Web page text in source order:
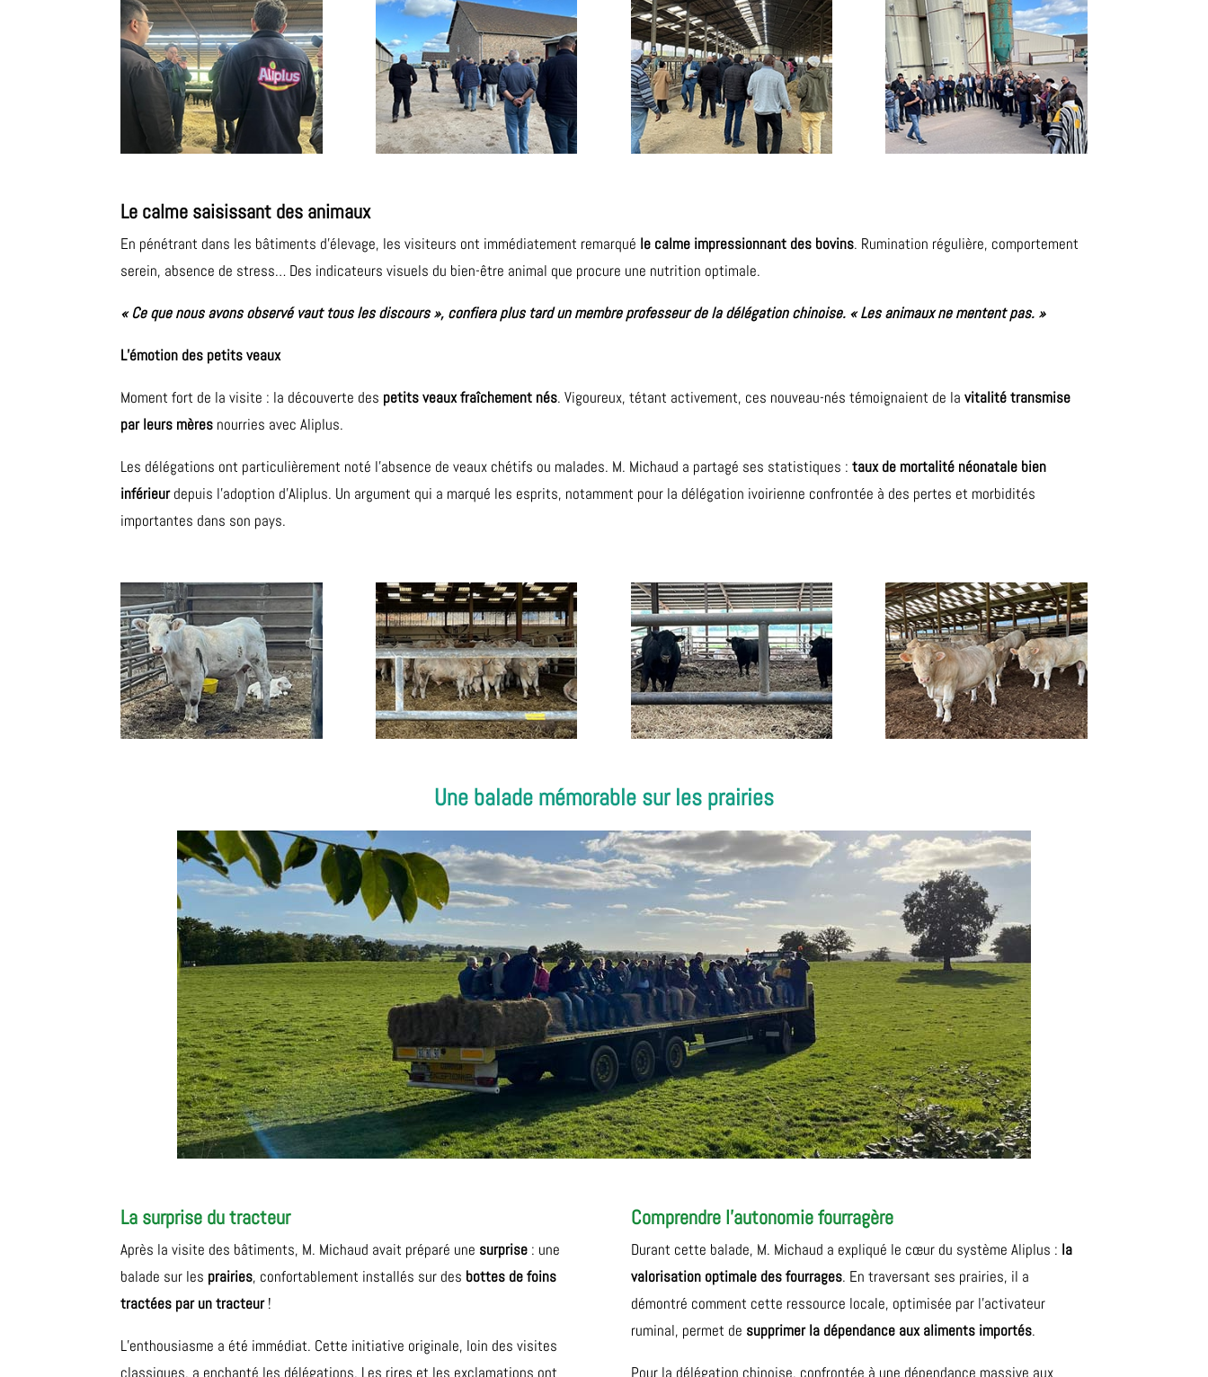
Le calme saisissant des animaux
En pénétrant dans les bâtiments d’élevage, les visiteurs ont immédiatement remarqué le calme impressionnant des bovins. Rumination régulière, comportement
serein, absence de stress… Des indicateurs visuels du bien-être animal que procure une nutrition optimale.
« Ce que nous avons observé vaut tous les discours », confiera plus tard un membre professeur de la délégation chinoise. « Les animaux ne mentent pas. »
L’émotion des petits veaux
Moment fort de la visite : la découverte des petits veaux fraîchement nés. Vigoureux, tétant activement, ces nouveau-nés témoignaient de lavitalité transmise
par leurs mères nourries avec Aliplus.
Les délégations ont particulièrement noté l’absence de veaux chétifs ou malades. M. Michaud a partagé ses statistiques :taux de mortalité néonatale bien
inférieurdepuis l’adoption d’Aliplus. Un argument qui a marqué les esprits, notamment pour la délégation ivoirienne confrontée à des pertes et morbidités
importantes dans son pays.
Une balade mémorable sur les prairies
La surprise du tracteur
Après la visite des bâtiments, M. Michaud avait préparé une surprise : une
balade sur les prairies, confortablement installés sur des bottes de foins
tractées par un tracteur!
L’enthousiasme a été immédiat. Cette initiative originale, loin des visites
classiques, a enchanté les délégations. Les rires et les exclamations ont
Comprendre l’autonomie fourragère
Durant cette balade, M. Michaud a expliqué le cœur du système Aliplus : la
valorisation optimale des fourrages. En traversant ses prairies, il a
démontré comment cette ressource locale, optimisée par l’activateur
ruminal, permet de supprimer la dépendance aux aliments importés.
Pour la délégation chinoise, confrontée à une dépendance massive aux